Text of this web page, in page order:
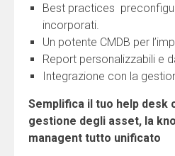
Best practices
incorporati.
Un potente CMDB per
Report personalizzabili e
Integrazione con la
Semplifica il tuo help desk
gestione degli asset, la
managent tutto unificato